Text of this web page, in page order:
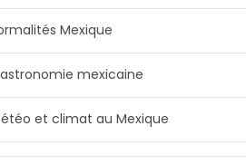
Mexique
mexicaine
et climat au Mexique